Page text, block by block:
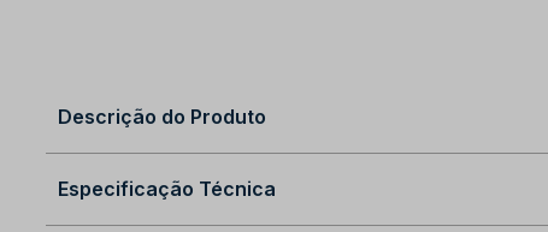
Descrição do Produto
Especificação Técnica